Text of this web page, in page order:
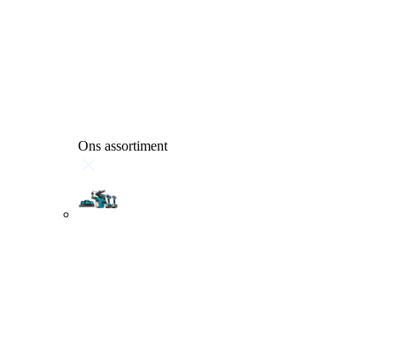
Ons assortiment